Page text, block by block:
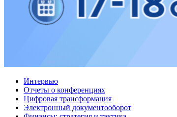
Интервью
Отчеты о конференциях
Цифровая трансформация
Электронный документооборот